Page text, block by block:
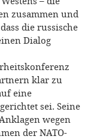
zusammen und
die russische
Dialog
klar zu
eine
sei. Seine
wegen
der NATO-